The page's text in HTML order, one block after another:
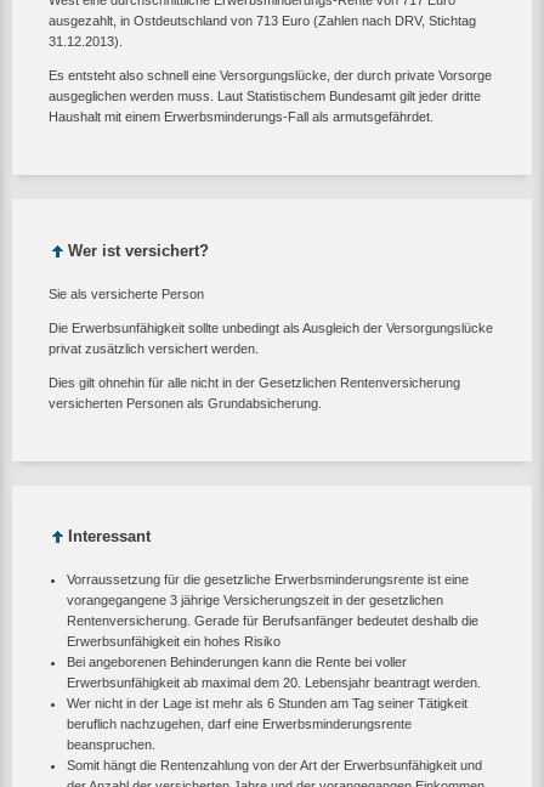
ausgezahlt, in Ostdeutschland von 713 Euro (Zahlen nach DRV, Stichtag
31.12.2013).
Es entsteht also schnell eine Versorgungslücke, der durch private Vorsorge
ausgeglichen werden muss. Laut Statistischem Bundesamt gilt jeder dritte
Haushalt mit einem Erwerbsminderungs-Fall als armutsgefährdet.
Wer ist versichert?
Sie als versicherte Person
Die Erwerbsunfähigkeit sollte unbedingt als Ausgleich der Versorgungslücke
privat zusätzlich versichert werden.
Dies gilt ohnehin für alle nicht in der Gesetzlichen Rentenversicherung
versicherten Personen als Grundabsicherung.
Interessant
Vorraussetzung für die gesetzliche Erwerbsminderungsrente ist eine
vorangegangene 3 jährige Versicherungszeit in der gesetzlichen
Rentenversicherung. Gerade für Berufsanfänger bedeutet deshalb die
Erwerbsunfähigkeit ein hohes Risiko
Bei angeborenen Behinderungen kann die Rente bei voller
Erwerbsunfähigkeit ab maximal dem 20. Lebensjahr beantragt werden.
Wer nicht in der Lage ist mehr als 6 Stunden am Tag seiner Tätigkeit
beruflich nachzugehen, darf eine Erwerbsminderungsrente
beanspruchen.
Somit hängt die Rentenzahlung von der Art der Erwerbsunfähigkeit und